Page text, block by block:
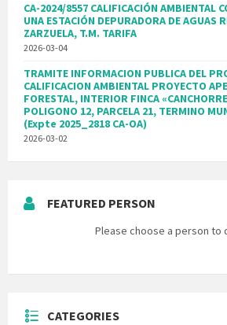
CA-2024/8557 CALIFICACIÓN AMBIENTAL
UNA ESTACIÓN DEPURADORA DE AGUAS
ZARZUELA, T.M. TARIFA
2026-03-04
TRAMITE INFORMACION PUBLICA DEL
CALIFICACION AMBIENTAL PROYECTO
FORESTAL, INTERIOR FINCA
POLIGONO 12, PARCELA 21, TERMINO
(Expte 2025_2818 CA-OA)
2026-03-02
FEATURED PERSON
Please choose a person to
CATEGORIES